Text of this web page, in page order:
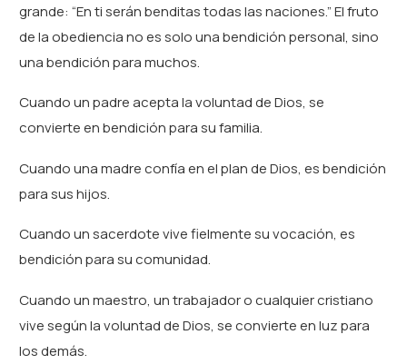
grande: “En ti serán benditas todas las naciones.” El fruto
de la obediencia no es solo una bendición personal, sino
una bendición para muchos.
Cuando un padre acepta la voluntad de Dios, se
convierte en bendición para su familia.
Cuando una madre confía en el plan de Dios, es bendición
para sus hijos.
Cuando un sacerdote vive fielmente su vocación, es
bendición para su comunidad.
Cuando un maestro, un trabajador o cualquier cristiano
vive según la voluntad de Dios, se convierte en luz para
los demás.